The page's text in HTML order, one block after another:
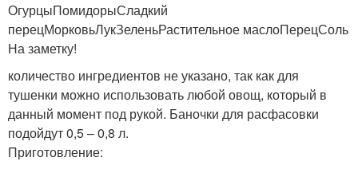
ОгурцыПомидорыСладкий
перецМорковьЛукЗеленьРастительное маслоПерецСоль
На заметку!
количество ингредиентов не указано, так как для
тушенки можно использовать любой овощ, который в
данный момент под рукой. Баночки для расфасовки
подойдут 0,5 – 0,8 л.
Приготовление: